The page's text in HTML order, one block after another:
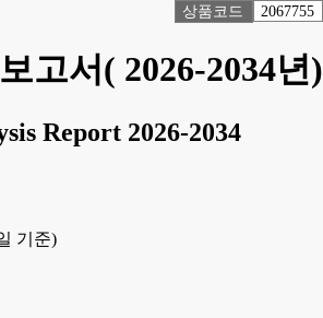
상품코드 2067755
고서( 2026-2034년)
Report 2026-2034
기준)